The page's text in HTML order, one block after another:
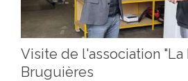
Visite de l'association
Bruguières